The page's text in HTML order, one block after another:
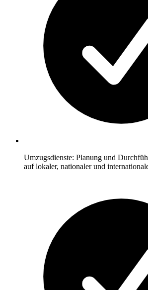
Umzugsdienste: Planung und
auf lokaler, nationaler und